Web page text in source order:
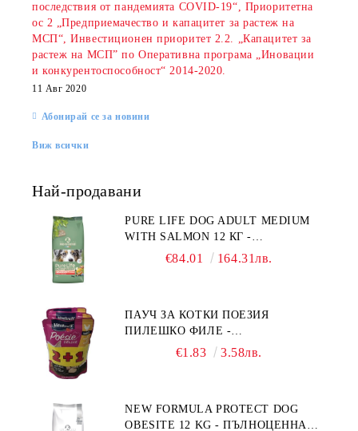
последствия от пандемията COVID-19“, Приоритетна
ос 2 „Предприемачество и капацитет за растеж на
МСП“, Инвестиционен приоритет 2.2. „Капацитет за
растеж на МСП” по Оперативна програма „Иновации
и конкурентоспособност“ 2014-2020.
11 Авг 2020
Абонирай се за новини
Виж всички
Най-продавани
PURE LIFE DOG ADULT MEDIUM
WITH SALMON 12 КГ -
ПЪЛНОЦЕННА ХРАНА ЗА
БЕЗ ЗЪРНО, БЕЗ ГЛУТЕН.
ПРОИЗВЕДЕНА ВЪВ ФРАНЦИЯ.
€84.01 164.31лв.
ПАУЧ ЗА КОТКИ ПОЕЗИЯ
ПИЛЕШКО ФИЛЕ -
ПРОМОКОМПЛЕКТ 3 БР.
€1.83 3.58лв.
NEW FORMULA PROTECT DOG
OBESITE 12 KG - ПЪЛНОЦЕННА